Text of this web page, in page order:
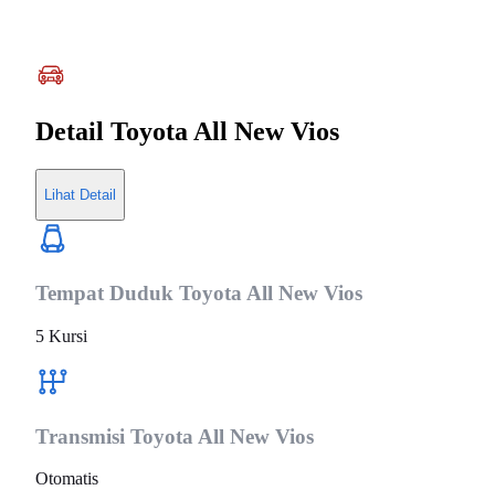
Detail Toyota All New Vios
Lihat Detail
Tempat Duduk Toyota All New Vios
5 Kursi
Transmisi Toyota All New Vios
Otomatis